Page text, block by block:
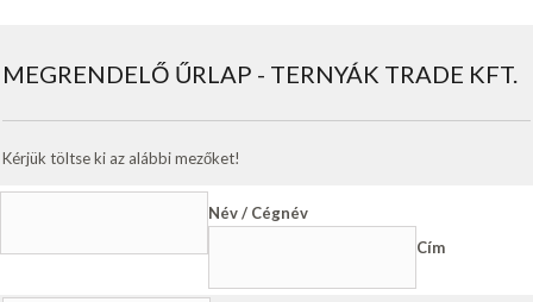
MEGRENDELŐ ŰRLAP - TERNYÁK TRADE KFT.
Kérjük töltse ki az alábbi mezőket!
Név / Cégnév
Cím